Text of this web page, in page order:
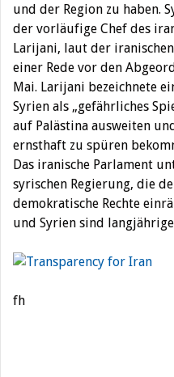
und der Region zu haben.
der vorläufige Chef des
Larijani, laut der
einer Rede vor den
Mai. Larijani bezeichnete
Syrien als „gefährliches
auf Palästina ausweiten
ernsthaft zu spüren
Das iranische Parlament
syrischen Regierung, die
demokratische Rechte
und Syrien sind
fh